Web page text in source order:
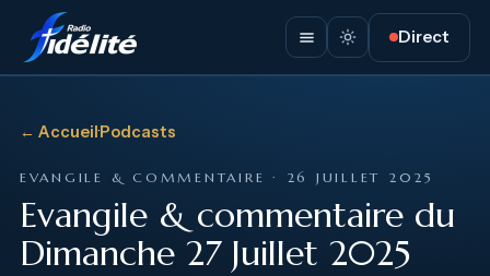
Direct
← Accueil·Podcasts
EVANGILE & COMMENTAIRE · 26 JUILLET 2025
Evangile & commentaire du
Dimanche 27 Juillet 2025